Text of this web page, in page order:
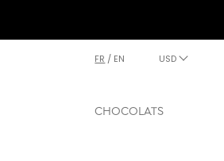
FR / EN USD
CHOCOLATS